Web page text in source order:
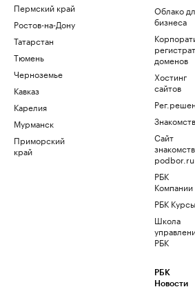
Пермский край
Ростов-на-Дону
Татарстан
Тюмень
Черноземье
Кавказ
Карелия
Мурманск
Приморский
край
Облако
бизнеса
доменов
Хостинг
сайтов
Сайт
знакомств
podbor.ru
РБК
Компании
РБК Курсы
Школа
РБК
РБК
Новости